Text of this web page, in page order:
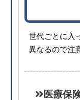
世代ごとに入
異なるので注
医療保